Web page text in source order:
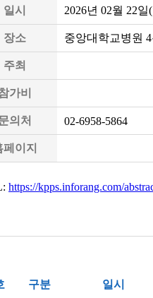
일시 2026년 02월 22일
장소 중앙대학교병원
주최
가비
의처 02-6958-5864
페이지
https://kpps.inforang.com/
구분 일시